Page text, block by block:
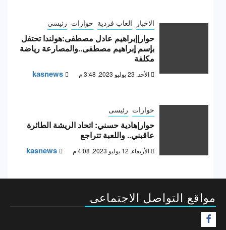
الاخبار العاب فردية حوارات رئيسى
حوار|إبراهيم عادل مصطفى:هولندا تحتفل
بإسم إبراهيم مصطفى..والمصارعة رياضة
مكلفة
الأحد, 23 يوليو 2023, 3:48 م kasnews
حوارات رئيسى
حوار|هادية حسني: اتحاد الريشة الطائرة
عاقبني.. واللعبة تتراجع
الأربعاء, 12 يوليو 2023, 4:08 م kasnews
مواقع التواصل الاجتماعى